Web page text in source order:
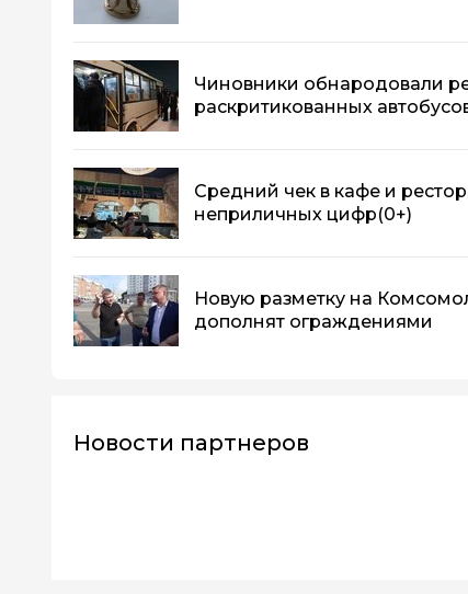
Чиновники обнародовали
раскритикованных
Средний чек в кафе и
неприличных цифр(0+)
Новую разметку на
дополнят ограждениями
Новости партнеров